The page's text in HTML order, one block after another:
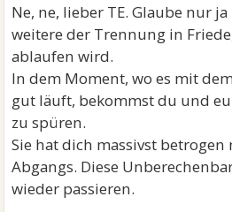
Ne, ne, lieber TE. Glaube nur
weitere der Trennung in
ablaufen wird.
In dem Moment, wo es mit
gut läuft, bekommst du und
zu spüren.
Sie hat dich massivst
Abgangs. Diese
wieder passieren.